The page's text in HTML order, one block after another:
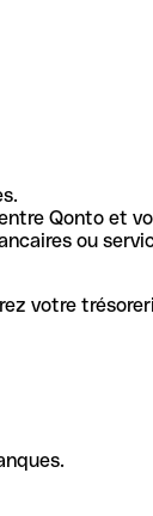
Qonto et
ou
votre